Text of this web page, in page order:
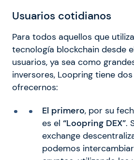
Usuarios cotidianos
Para todos aquellos que
tecnología blockchain desde
usuarios, ya sea como
inversores, Loopring tiene
ofrecernos:
El primero, por su
es el “Loopring DEX”.
exchange
podemos